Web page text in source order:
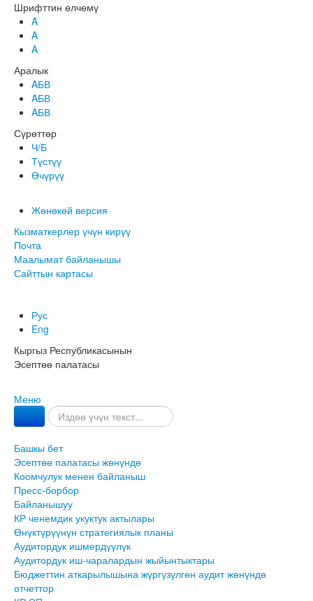
Шрифттин өлчөмү
A
A
A
Аралык
AБВ
AБВ
AБВ
Сүрөттөр
Ч/Б
Түстүү
Өчүрүү
Жөнөкөй версия
Кызматкерлер үчүн кирүү
Почта
Маалымат байланышы
Сайттын картасы
Рус
Eng
Кыргыз Республикасынын
Эсептөө палатасы
Меню
Башкы бет
Эсептөө палатасы жөнүндө
Коомчулук менен байланыш
Пресс-борбор
Байланышуу
КР ченемдик укуктук актылары
Өнүктүрүүнүн стратегиялык планы
Аудитордук ишмердүүлүк
Аудитордук иш-чаралардын жыйынтыктары
Бюджеттин аткарылышына жүргүзүлгөн аудит жөнүндө
отчеттор